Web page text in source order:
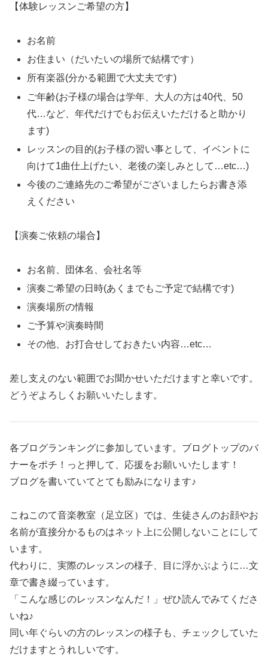
【体験レッスンご希望の方】
お名前
お住まい（だいたいの場所で結構です）
所有楽器(分かる範囲で大丈夫です)
ご年齢(お子様の場合は学年、大人の方は40代、50
代…など、年代だけでもお伝えいただけると助かり
ます)
レッスンの目的(お子様の習い事として、イベントに
向けて1曲仕上げたい、老後の楽しみとして…etc…)
今後のご連絡先のご希望がございましたらお書き添
えください
【演奏ご依頼の場合】
お名前、団体名、会社名等
演奏ご希望の日時(あくまでもご予定で結構です)
演奏場所の情報
ご予算や演奏時間
その他、お打合せしておきたい内容…etc…
差し支えのない範囲でお聞かせいただけますと幸いです。
どうぞよろしくお願いいたします。
各ブログランキングに参加しています。ブログトップのバ
ナーをポチ！っと押して、応援をお願いいたします！
ブログを書いていてとても励みになります♪
こねこのて音楽教室（足立区）では、生徒さんのお顔やお
名前が直接分かるものはネット上に公開しないことにして
います。
代わりに、実際のレッスンの様子、目に浮かぶように…文
章で書き綴っています。
「こんな感じのレッスンなんだ！」ぜひ読んでみてくださ
いね♪
同い年ぐらいの方のレッスンの様子も、チェックしていた
だけますとうれしいです。